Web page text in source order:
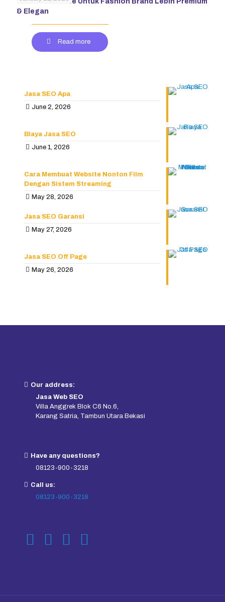
& Elegan
Read more
Jasa SEO Apa
June 2, 2026
Biaya Jasa SEO
June 1, 2026
Cara Membuat Website Nonton Film
Dengan Sistem Streaming
May 28, 2026
Jasa SEO Garansi
May 27, 2026
Jasa SEO Off Page
May 26, 2026
Our address:
Jasa Web SEO
Villa Anggrek Blok C6 No.6,
Karang Satria, Tambun Utara Bekasi
Have any questions?
08123-900-3218
Call us:
08123-900-3218